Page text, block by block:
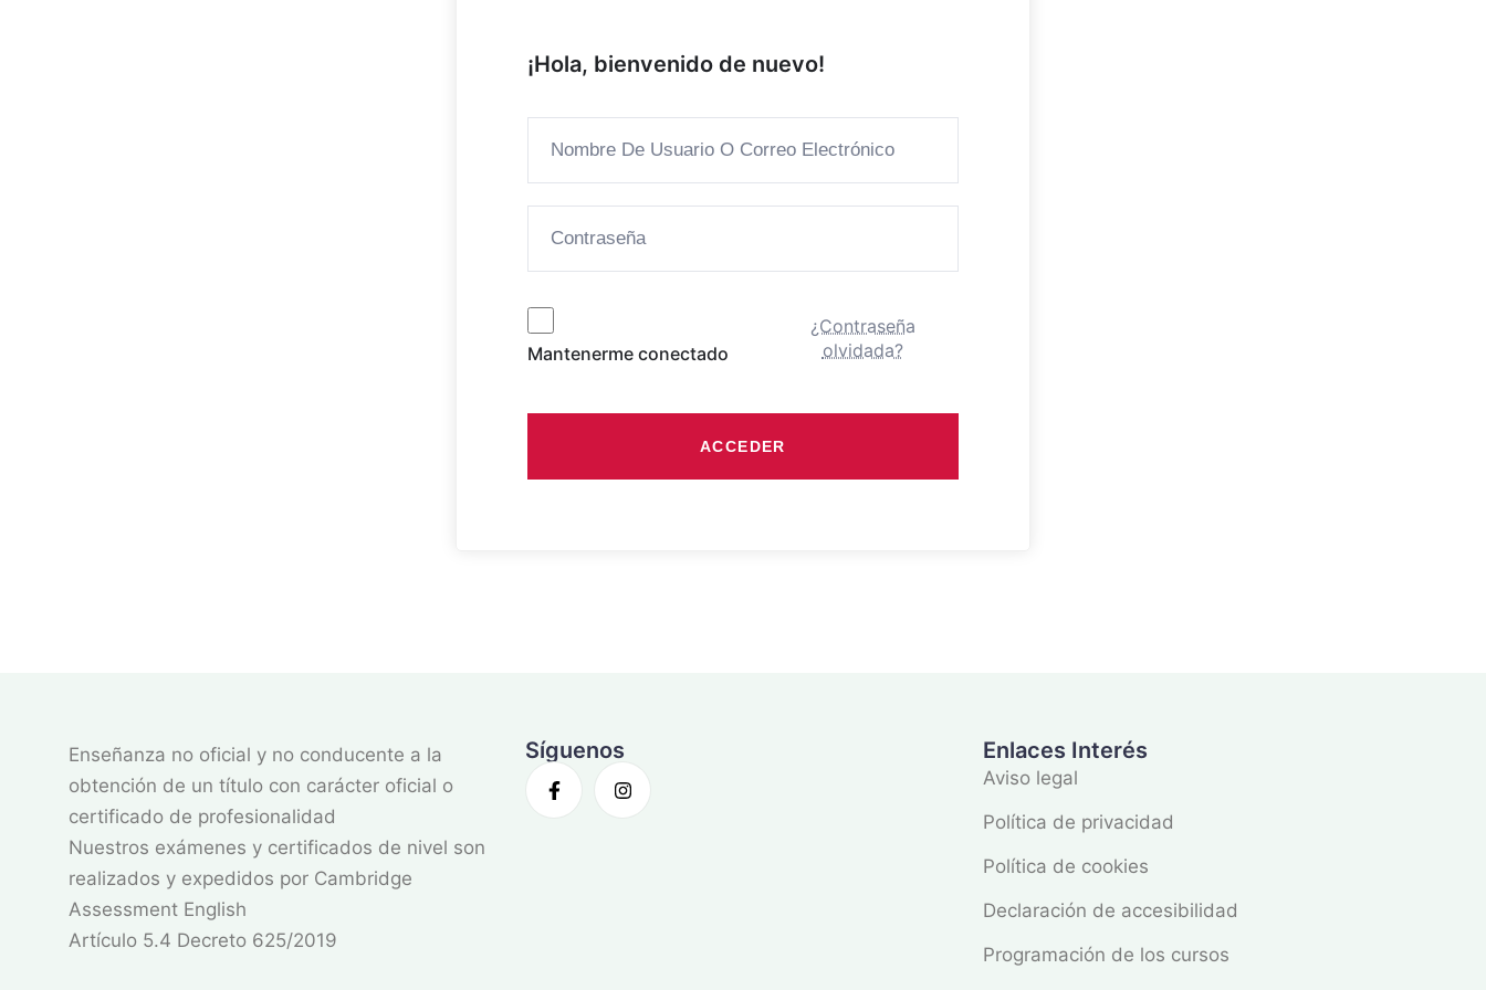
¡Hola, bienvenido de nuevo!
Mantenerme conectado
¿Contraseña
olvidada?
ACCEDER
Enseñanza no oficial y no conducente a la
obtención de un título con carácter oficial o
certificado de profesionalidad
Nuestros exámenes y certificados de nivel son
realizados y expedidos por Cambridge
Assessment English
Artículo 5.4 Decreto 625/2019
Síguenos Enlaces Interés
Aviso legal
Política de privacidad
Política de cookies
Declaración de accesibilidad
Programación de los cursos